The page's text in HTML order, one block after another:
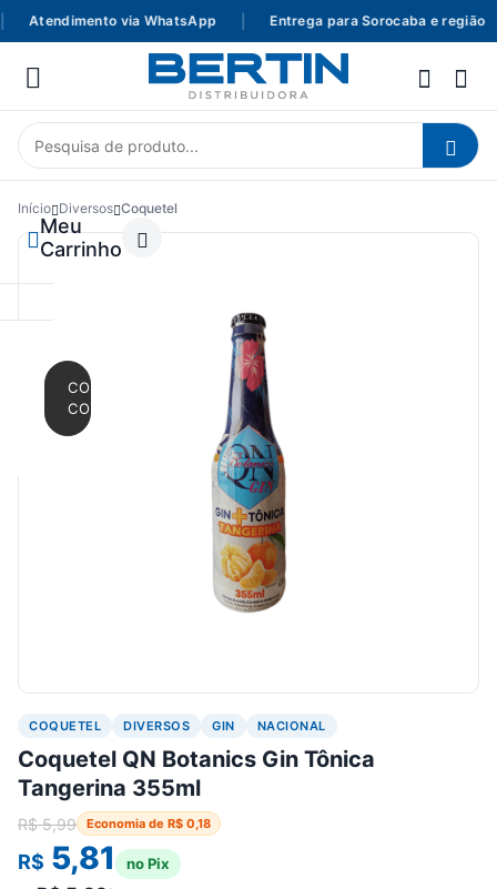
Atendimento via WhatsApp Entrega para Sorocaba e região
Meu
Carrinho
CONTINUAR
COMPRANDO
Início Diversos Coquetel
COQUETEL DIVERSOS GIN NACIONAL
Coquetel QN Botanics Gin Tônica
Tangerina 355ml
R$5,99 Economia de R$ 0,18
R$ 5,81 no Pix